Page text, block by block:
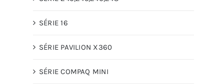
SÉRIE 16
SÉRIE PAVILION X360
SÉRIE COMPAQ MINI